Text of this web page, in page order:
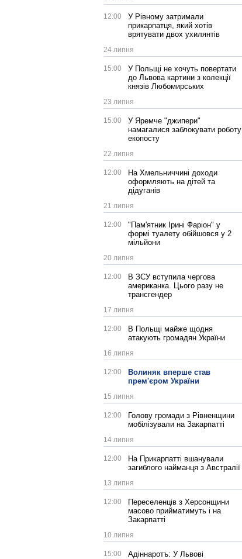
12:00
У Рівному затримали
прикарпатця, який хотів
врятувати двох ухилянтів
24 липня
15:00
У Польщі не хочуть повертати
до Львова картини з колекції
князів Любомирських
23 липня
15:00
У Яремче "джипери"
намагалися заблокувати роботу
екопосту
22 липня
12:00
На Хмельниччині доходи
оформляють на дітей та
дідуганів
21 липня
12:00
"Пам'ятник Ірині Фаріон" у
формі туалету обійшовся у 2
мільйони
20 липня
12:00
В ЗСУ вступила чергова
американка. Цього разу не
трансгендер
17 липня
12:00
В Польщі майже щодня
атакують громадян України
16 липня
12:00
Волиняк вперше став
прем'єром України
15 липня
12:00
Голову громади з Рівненщини
мобілізували на Закарпатті
14 липня
12:00
На Прикарпатті вшанували
загиблого найманця з Австралії
13 липня
12:00
Переселенців з Херсонщини
масово прийматимуть і на
Закарпатті
10 липня
15:00
Адіннаротъ: У Львові